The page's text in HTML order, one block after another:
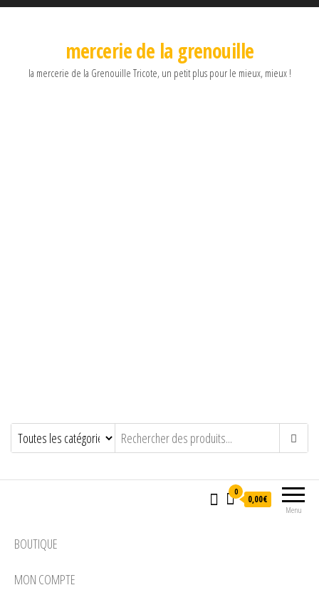
mercerie de la grenouille
la mercerie de la Grenouille Tricote, un petit plus pour le mieux, mieux !
Menu
0
0,00€
BOUTIQUE
MON COMPTE